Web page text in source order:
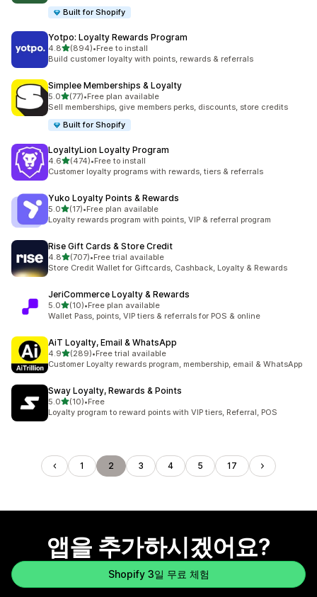
Built for Shopify
Yotpo: Loyalty Rewards Program
4.8별 5개 중
(894)
총 리뷰 894개
•Free to install
Build customer loyalty with points, rewards & referrals
Simplee Memberships & Loyalty
5.0별 5개 중
(77)
총 리뷰 77개
•Free plan available
Sell memberships, give members perks, discounts, store credits
Built for Shopify
LoyaltyLion Loyalty Program
4.6별 5개 중
(474)
총 리뷰 474개
•Free to install
Customer loyalty programs with rewards, tiers & referrals
Yuko Loyalty Points & Rewards
5.0별 5개 중
(17)
총 리뷰 17개
•Free plan available
Loyalty rewards program with points, VIP & referral program
Rise Gift Cards & Store Credit
4.8별 5개 중
(707)
총 리뷰 707개
•Free trial available
Store Credit Wallet for Giftcards, Cashback, Loyalty & Rewards
JeriCommerce Loyalty & Rewards
5.0별 5개 중
(10)
총 리뷰 10개
•Free plan available
Wallet Pass, points, VIP tiers & referrals for POS & online
AiT Loyalty, Email & WhatsApp
4.9별 5개 중
(289)
총 리뷰 289개
•Free trial available
Customer Loyalty rewards program, membership, email & WhatsApp
Sway Loyalty, Rewards & Points
5.0별 5개 중
(10)
총 리뷰 10개
•Free
Loyalty program to reward points with VIP tiers, Referral, POS
1 2 3 4 5 17
앱을 추가하시겠어요?
Shopify 3일 무료 체험